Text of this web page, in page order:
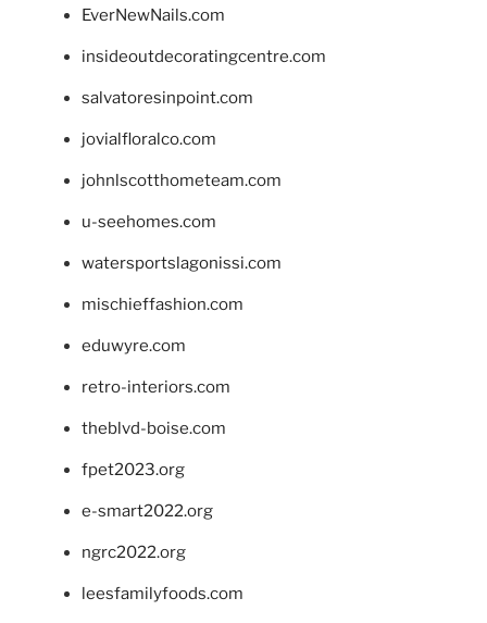
EverNewNails.com
insideoutdecoratingcentre.com
salvatoresinpoint.com
jovialfloralco.com
johnlscotthometeam.com
u-seehomes.com
watersportslagonissi.com
mischieffashion.com
eduwyre.com
retro-interiors.com
theblvd-boise.com
fpet2023.org
e-smart2022.org
ngrc2022.org
leesfamilyfoods.com